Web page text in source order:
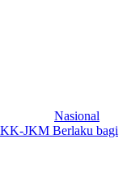
Nasional
JKM Berlaku bagi